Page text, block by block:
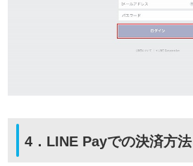
4．LINE Payでの決済方法